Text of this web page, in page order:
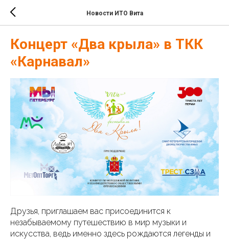
Новости ИТО Вита
Концерт «Два крыла» в ТКК
«Карнавал»
Друзья, приглашаем вас присоединится к
незабываемому путешествию в мир музыки и
искусства, ведь именно здесь рождаются легенды и